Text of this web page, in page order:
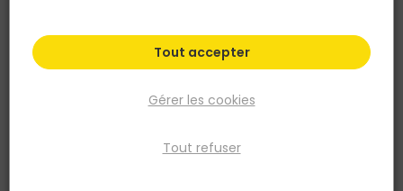
Plus de 4000 experts
conseils à votre service
Livraison à domicile
Gérer les cookies
Tout refuser
Tout accepter